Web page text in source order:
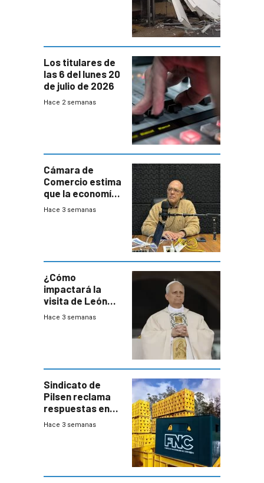
Los titulares de
las 6 del lunes 20
de julio de 2026
Hace 2 semanas
Cámara de
Comercio estima
que la economía
crecerá 1,6%
Hace 3 semanas
¿Cómo
impactará la
visita de León
XIV a Uruguay?
Hace 3 semanas
Sindicato de
Pilsen reclama
respuestas en
medio de
Hace 3 semanas